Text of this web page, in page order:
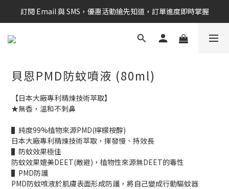
新會員享$100購物金 現在立即加入！
訂閱 Email 與 SMS，優惠活動搶先知道，訂單進度即時掌握
新會員享$100購物金 現在立即加入！
貝恩PMD防蚊噴液 (80ml)
【日本大廠專利精煉技術萃取】
★無香，溫和不刺鼻
▌純度99%植物來源PMD(檸檬桉醇)
日本大廠專利精煉技術萃取，揮發慢、持效長
▌防蚊效果極佳
防蚊效果媲美DEET(敵避)，植物性來源無DEET的毒性
▌PMD防護
PMD防蚊噴液於肌膚表面形成防護，將自己變成行動驅蚊器